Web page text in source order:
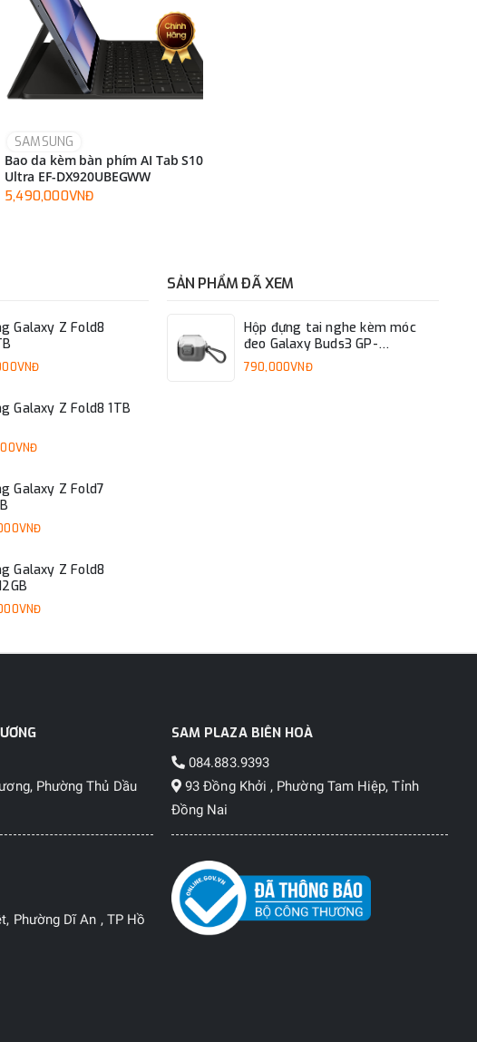
SAMSUNG
Bao da kèm bàn phím AI Tab S10
Ultra EF-DX920UBEGWW
5,490,000VNĐ
Galaxy Z Fold8
Galaxy Z Fold8 1TB
Galaxy Z Fold7
Galaxy Z Fold8
SẢN PHẨM ĐÃ XEM
Hộp đựng tai nghe kèm móc
đeo Galaxy Buds3 GP-
FPR630
790,000VNĐ
Phường Thủ Dầu
Phường Dĩ An , TP Hồ
SAM PLAZA BIÊN HOÀ
084.883.9393
93 Đồng Khởi , Phường Tam Hiệp, Tỉnh
Đồng Nai